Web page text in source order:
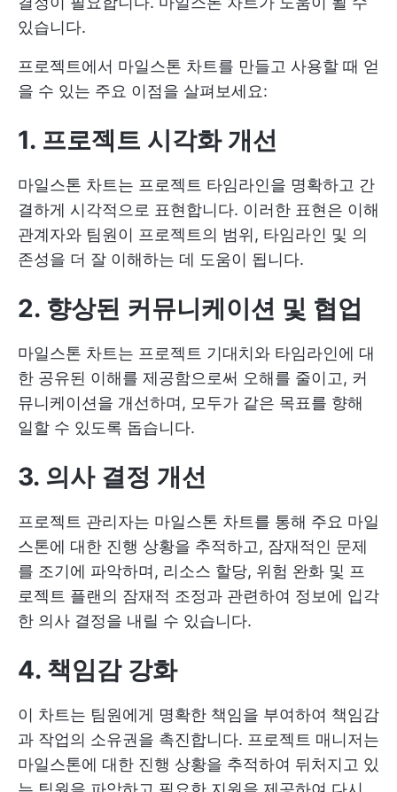
있습니다.
프로젝트에서 마일스톤 차트를 만들고 사용할 때 얻
을 수 있는 주요 이점을 살펴보세요:
1. 프로젝트 시각화 개선
마일스톤 차트는 프로젝트 타임라인을 명확하고 간
결하게 시각적으로 표현합니다. 이러한 표현은 이해
관계자와 팀원이 프로젝트의 범위, 타임라인 및 의
존성을 더 잘 이해하는 데 도움이 됩니다.
2. 향상된 커뮤니케이션 및 협업
마일스톤 차트는 프로젝트 기대치와 타임라인에 대
한 공유된 이해를 제공함으로써 오해를 줄이고, 커
뮤니케이션을 개선하며, 모두가 같은 목표를 향해
일할 수 있도록 돕습니다.
3. 의사 결정 개선
프로젝트 관리자는 마일스톤 차트를 통해 주요 마일
스톤에 대한 진행 상황을 추적하고, 잠재적인 문제
를 조기에 파악하며, 리소스 할당, 위험 완화 및 프
로젝트 플랜의 잠재적 조정과 관련하여 정보에 입각
한 의사 결정을 내릴 수 있습니다.
4. 책임감 강화
이 차트는 팀원에게 명확한 책임을 부여하여 책임감
과 작업의 소유권을 촉진합니다. 프로젝트 매니저는
마일스톤에 대한 진행 상황을 추적하여 뒤처지고 있